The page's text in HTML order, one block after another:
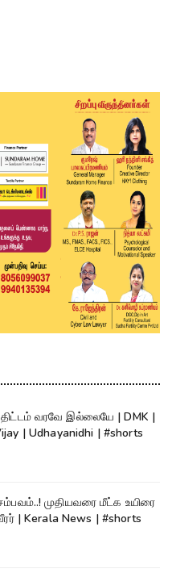
வரவே இல்லையே | DMK |
| Udhayanidhi | #shorts
முதியவரை மீட்க உயிரை
| Kerala News | #shorts